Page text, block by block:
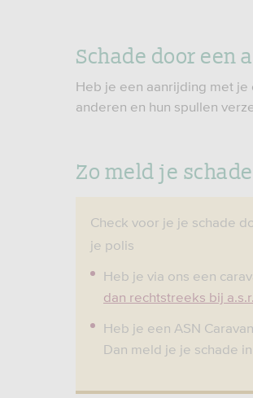
Schade door een
Heb je een aanrijding met je
anderen en hun spullen
Zo meld je
Check voor je je schade
je polis
Heb je via ons een
dan rechtstreeks bij a.s.r.
Heb je een ASN
Dan meld je je schade